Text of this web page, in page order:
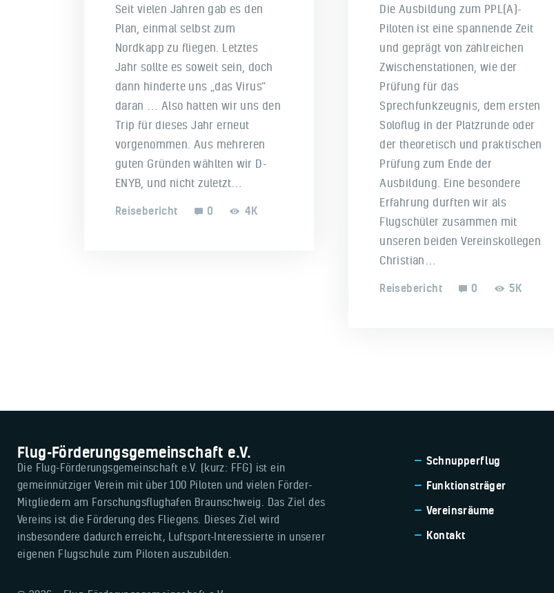
Seit vielen Jahren gab es den
Plan, einmal selbst zum
Nordkapp zu fliegen. Letztes
Jahr sollte es soweit sein, doch
dann hinderte uns „das Virus“
daran … Also hatten wir uns den
Trip für dieses Jahr erneut
vorgenommen. Aus mehreren
guten Gründen wählten wir D-
ENYB, und nicht zuletzt…
Reisebericht 0 4K
Die Ausbildung zum PPL(A)-
Piloten ist eine spannende Zeit
und geprägt von zahlreichen
Zwischenstationen, wie der
Prüfung für das
Sprechfunkzeugnis, dem ersten
Soloflug in der Platzrunde oder
der theoretisch und praktischen
Prüfung zum Ende der
Ausbildung. Eine besondere
Erfahrung durften wir als
Flugschüler zusammen mit
unseren beiden Vereinskollegen
Christian…
Reisebericht 0 5K
Flug-Förderungsgemeinschaft e.V.
Die Flug-Förderungsgemeinschaft e.V. (kurz: FFG) ist ein
gemeinnütziger Verein mit über 100 Piloten und vielen Förder-
Mitgliedern am Forschungsflughafen Braunschweig. Das Ziel des
Vereins ist die Förderung des Fliegens. Dieses Ziel wird
insbesondere dadurch erreicht, Luftsport-Interessierte in unserer
eigenen Flugschule zum Piloten auszubilden.
Schnupperflug
Funktionsträger
Vereinsräume
Kontakt